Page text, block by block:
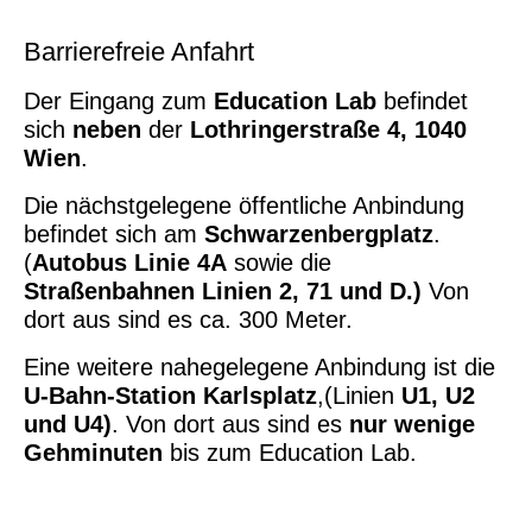
Barrierefreie Anfahrt
Der Eingang zum Education Lab befindet
sich neben der Lothringerstraße 4, 1040
Wien.
Die nächstgelegene öffentliche Anbindung
befindet sich am Schwarzenbergplatz.
(Autobus Linie 4A sowie die
Straßenbahnen Linien 2, 71 und D.) Von
dort aus sind es ca. 300 Meter.
Eine weitere nahegelegene Anbindung ist die
U-Bahn-Station Karlsplatz,(Linien U1, U2
und U4). Von dort aus sind es nur wenige
Gehminuten bis zum Education Lab.